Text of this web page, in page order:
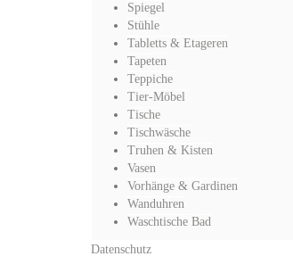
Spiegel
Stühle
Tabletts & Etageren
Tapeten
Teppiche
Tier-Möbel
Tische
Tischwäsche
Truhen & Kisten
Vasen
Vorhänge & Gardinen
Wanduhren
Waschtische Bad
Datenschutz